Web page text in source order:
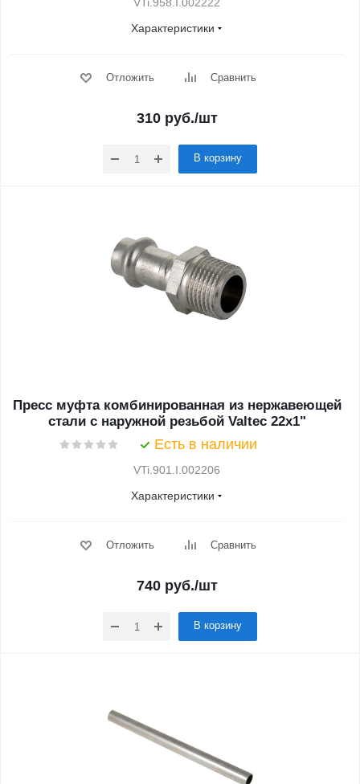
Характеристики
Отложить Сравнить
310 руб./шт
В корзину
Пресс муфта комбинированная из нержавеющей
стали с наружной резьбой Valtec 22х1"
Есть в наличии
VTi.901.I.002206
Характеристики
Отложить Сравнить
740 руб./шт
В корзину